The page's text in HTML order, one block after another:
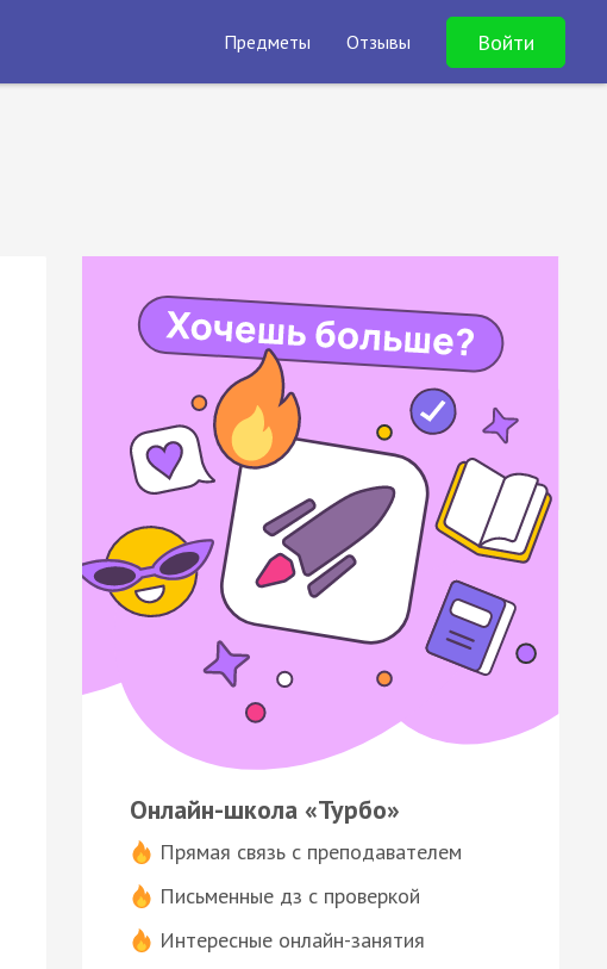
Предметы Отзывы Войти
Онлайн-школа «Турбо»
Прямая связь с преподавателем
Письменные дз с проверкой
Интересные онлайн-занятия